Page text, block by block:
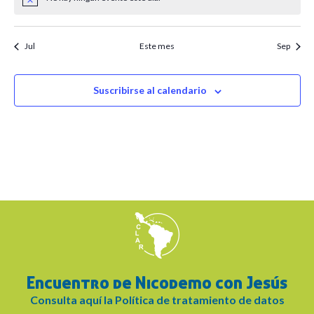
Aviso
Jul Este mes Sep
Suscribirse al calendario
Encuentro de Nicodemo con Jesús
Consulta aquí la Política de tratamiento de datos